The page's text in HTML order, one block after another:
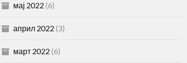
мај 2022(6)
април 2022(3)
март 2022(6)